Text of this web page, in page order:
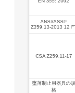
ANSI/ASSP
Z359.13-2013 12
CSA Z259.11-17
墜落制止用器具の規
格